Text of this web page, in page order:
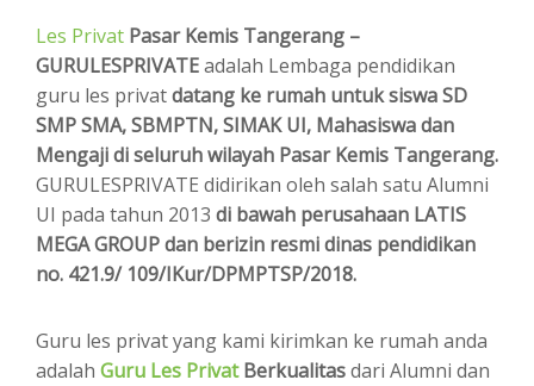
Les Privat Pasar Kemis Tangerang –
GURULESPRIVATEadalah Lembaga pendidikan
guru les privatdatang ke rumah untuk siswa SD
SMP SMA, SBMPTN, SIMAK UI, Mahasiswa dan
Mengaji di seluruh wilayah Pasar Kemis Tangerang.
GURULESPRIVATE didirikan oleh salah satu Alumni
UI pada tahun 2013 di bawah perusahaan LATIS
MEGA GROUP dan berizin resmi dinas pendidikan
no. 421.9/ 109/IKur/DPMPTSP/2018.
Guru les privat yang kami kirimkan ke rumah anda
adalah Guru Les PrivatBerkualitasdari Alumni dan